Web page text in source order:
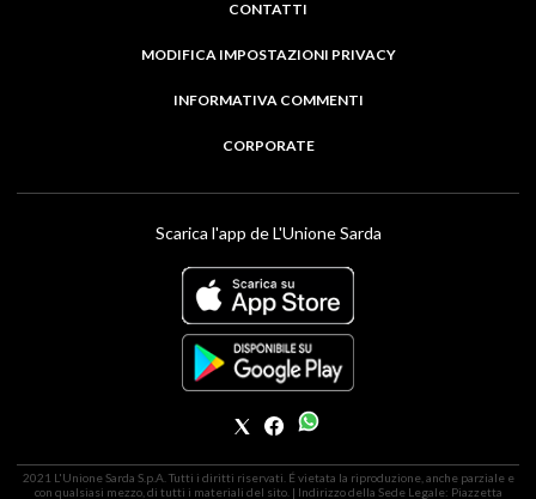
CONTATTI
MODIFICA IMPOSTAZIONI PRIVACY
INFORMATIVA COMMENTI
CORPORATE
Scarica l'app de L'Unione Sarda
2021 L'Unione Sarda S.p.A. Tutti i diritti riservati. É vietata la riproduzione, anche parziale e
con qualsiasi mezzo, di tutti i materiali del sito. | Indirizzo della Sede Legale: Piazzetta